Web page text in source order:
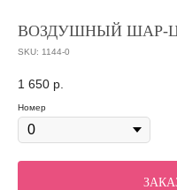
ВОЗДУШНЫЙ ШАР-
SKU: 1144-0
1 650 р.
Номер